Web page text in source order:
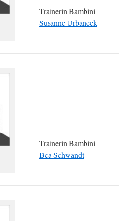
Trainerin Bambini
Susanne Urbaneck
Trainerin Bambini
Bea Schwandt